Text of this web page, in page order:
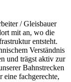
/ Gleisbauer
mit an, wo die
entsteht.
Verständnis
und trägst aktiv zur
Bahnstrecken
eine fachgerechte,